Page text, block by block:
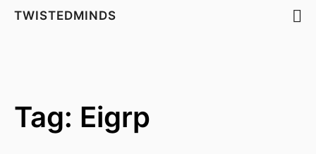
TWISTEDMINDS
Tag: Eigrp